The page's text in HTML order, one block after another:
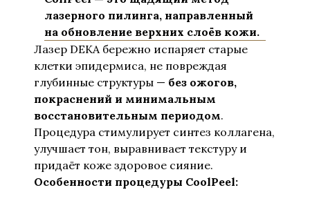
лазерного пилинга, направленный
на обновление верхних слоёв кожи.
Лазер DEKA бережно испаряет старые
клетки эпидермиса, не повреждая
глубинные структуры — без ожогов,
покраснений и минимальным
восстановительным периодом.
Процедура стимулирует синтез коллагена,
улучшает тон, выравнивает текстуру и
придаёт коже здоровое сияние.
Особенности процедуры CoolPeel: